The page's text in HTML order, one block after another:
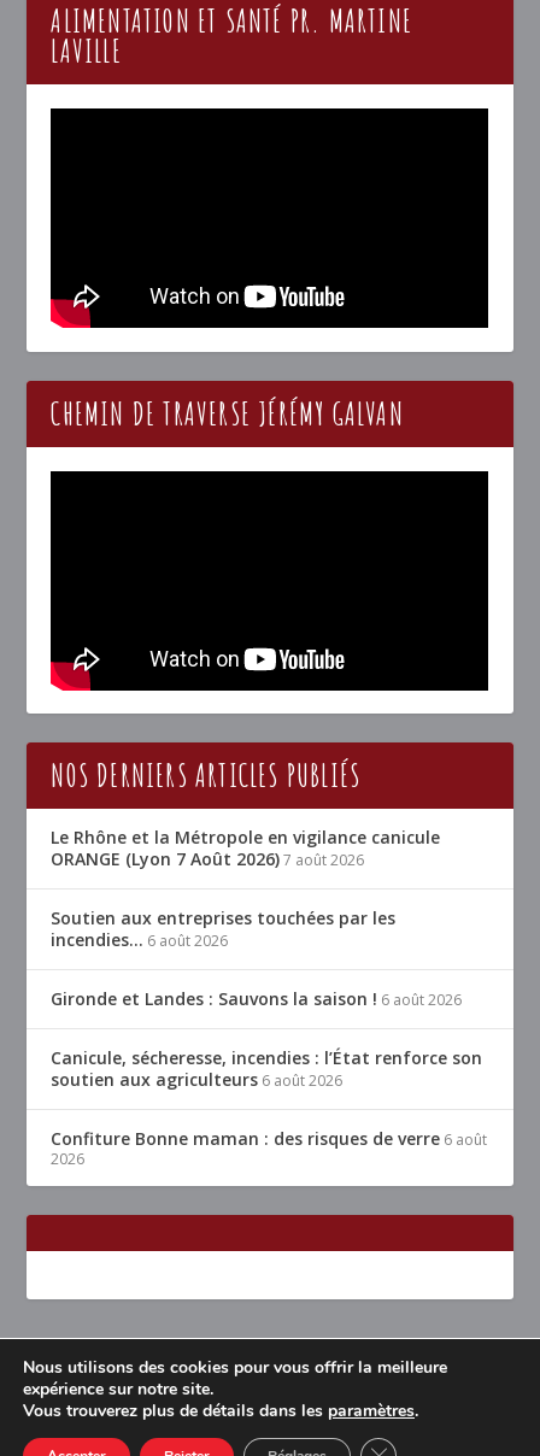
ALIMENTATION ET SANTÉ PR. MARTINE
LAVILLE
CHEMIN DE TRAVERSE JÉRÉMY GALVAN
NOS DERNIERS ARTICLES PUBLIÉS
Le Rhône et la Métropole en vigilance canicule
ORANGE (Lyon 7 Août 2026) 7 août 2026
Soutien aux entreprises touchées par les
incendies… 6 août 2026
Gironde et Landes : Sauvons la saison ! 6 août 2026
Canicule, sécheresse, incendies : l’État renforce son
soutien aux agriculteurs 6 août 2026
Confiture Bonne maman : des risques de verre 6 août
2026
Conçu parElegant Themes | Propulsé parWordPress
Accueil Restaurants Lyon & alentours
Mentions légales
Contact
Nous utilisons des cookies pour vous offrir la meilleure
expérience sur notre site.
Vous trouverez plus de détails dans les paramètres.
CLOSE GDPR